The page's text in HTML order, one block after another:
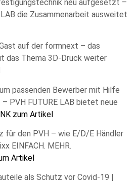
neu aufgesetzt –
die Zusammenarbeit ausweitet
auf der formnext – das
das Thema 3D-Druck weiter
passenden Bewerber mit Hilfe
PVH FUTURE LAB bietet neue
zum Artikel
für den PVH – wie E/D/E Händler
EINFACH. MEHR.
Artikel
als Schutz vor Covid-19 |